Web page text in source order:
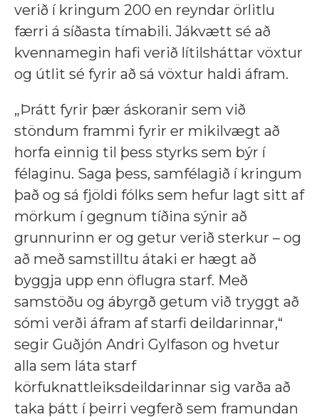
verið í kringum 200 en reyndar örlitlu
færri á síðasta tímabili. Jákvætt sé að
kvennamegin hafi verið lítilsháttar vöxtur
og útlit sé fyrir að sá vöxtur haldi áfram.
„Þrátt fyrir þær áskoranir sem við
stöndum frammi fyrir er mikilvægt að
horfa einnig til þess styrks sem býr í
félaginu. Saga þess, samfélagið í kringum
það og sá fjöldi fólks sem hefur lagt sitt af
mörkum í gegnum tíðina sýnir að
grunnurinn er og getur verið sterkur – og
að með samstilltu átaki er hægt að
byggja upp enn öflugra starf. Með
samstöðu og ábyrgð getum við tryggt að
sómi verði áfram af starfi deildarinnar,“
segir Guðjón Andri Gylfason og hvetur
alla sem láta starf
körfuknattleiksdeildarinnar sig varða að
taka þátt í þeirri vegferð sem framundan